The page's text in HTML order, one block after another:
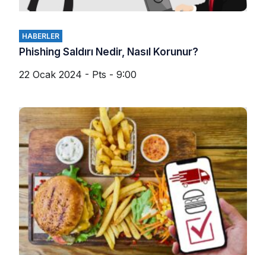
HABERLER
Phishing Saldırı Nedir, Nasıl Korunur?
22 Ocak 2024 - Pts - 9:00